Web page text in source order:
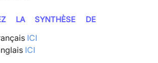
LA SYNTHÈSE DE
ICI
ICI